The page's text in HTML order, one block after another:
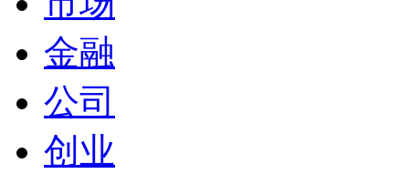
金融
公司
创业